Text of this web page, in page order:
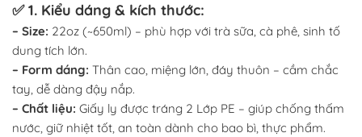
✅ 1. Kiểu dáng & kích thước:
– Size: 22oz (~650ml) – phù hợp với trà sữa, cà phê, sinh tố
dung tích lớn.
– Form dáng: Thân cao, miệng lớn, đáy thuôn – cầm chắc
tay, dễ dàng đậy nắp.
– Chất liệu: Giấy ly được tráng 2 Lớp PE – giúp chống thấm
nước, giữ nhiệt tốt, an toàn dành cho bao bì, thực phẩm.